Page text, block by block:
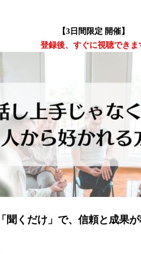
【3日間限定 開催】
登録後、すぐに視聴できま
「聞くだけ」で、信頼と成果